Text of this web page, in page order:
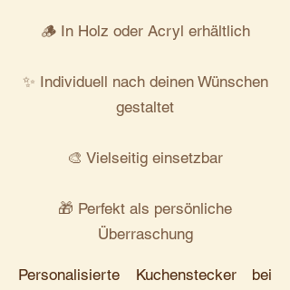
🪵 In Holz oder Acryl erhältlich
✨ Individuell nach deinen Wünschen
gestaltet
🎨 Vielseitig einsetzbar
🎁 Perfekt als persönliche
Überraschung
Personalisierte Kuchenstecker bei